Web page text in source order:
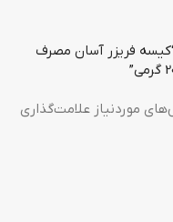
فریزر آسان مصرف
موردنیاز علامت‌گذاری